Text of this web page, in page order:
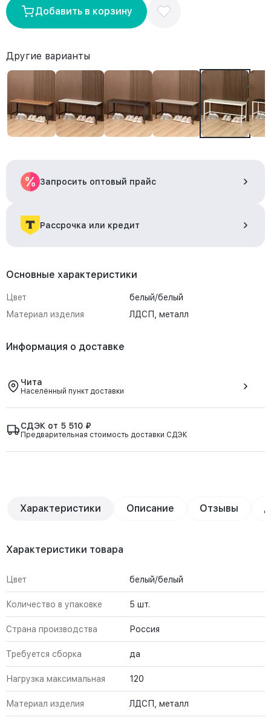
Добавить в корзину
Другие варианты
Запросить оптовый прайс
Рассрочка или кредит
Основные характеристики
Цвет
белый/белый
Материал изделия
ЛДСП, металл
Информация о доставке
Чита
Населённый пункт доставки
СДЭК от 5 510 ₽
Предварительная стоимость доставки СДЭК
Характеристики Описание Отзывы
Характеристики товара
Цвет белый/белый
Количество в упаковке 5 шт.
Страна производства Россия
Требуется сборка да
Нагрузка максимальная 120
Материал изделия ЛДСП, металл